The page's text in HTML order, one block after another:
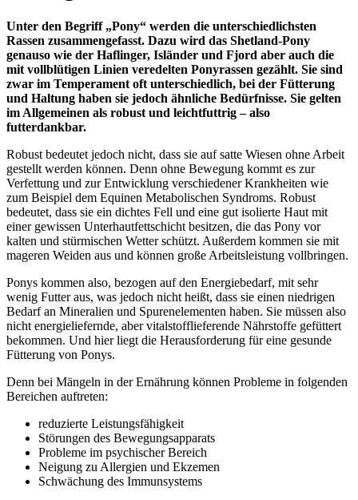
Unter den Begriff „Pony“ werden die unterschiedlichsten
Rassen zusammengefasst. Dazu wird das Shetland-Pony
genauso wie der Haflinger, Isländer und Fjord aber auch die
mit vollblütigen Linien veredelten Ponyrassen gezählt. Sie sind
zwar im Temperament oft unterschiedlich, bei der Fütterung
und Haltung haben sie jedoch ähnliche Bedürfnisse. Sie gelten
im Allgemeinen als robust und leichtfuttrig – also
futterdankbar.
Robust bedeutet jedoch nicht, dass sie auf satte Wiesen ohne Arbeit
gestellt werden können. Denn ohne Bewegung kommt es zur
Verfettung und zur Entwicklung verschiedener Krankheiten wie
zum Beispiel dem Equinen Metabolischen Syndroms. Robust
bedeutet, dass sie ein dichtes Fell und eine gut isolierte Haut mit
einer gewissen Unterhautfettschicht besitzen, die das Pony vor
kalten und stürmischen Wetter schützt. Außerdem kommen sie mit
mageren Weiden aus und können große Arbeitsleistung vollbringen.
Ponys kommen also, bezogen auf den Energiebedarf, mit sehr
wenig Futter aus, was jedoch nicht heißt, dass sie einen niedrigen
Bedarf an Mineralien und Spurenelementen haben. Sie müssen also
nicht energieliefernde, aber vitalstofflieferende Nährstoffe gefüttert
bekommen. Und hier liegt die Herausforderung für eine gesunde
Fütterung von Ponys.
Denn bei Mängeln in der Ernährung können Probleme in folgenden
Bereichen auftreten:
reduzierte Leistungsfähigkeit
Störungen des Bewegungsapparats
Probleme im psychischer Bereich
Neigung zu Allergien und Ekzemen
Schwächung des Immunsystems